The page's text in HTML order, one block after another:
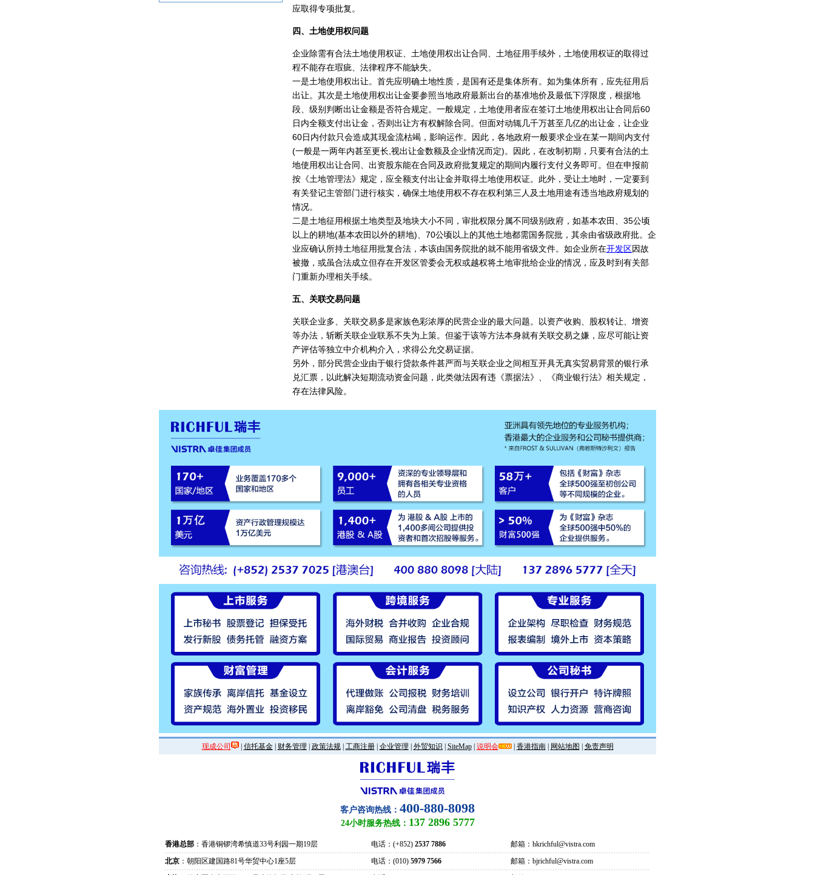
应取得专项批复。
四、土地使用权问题
企业除需有合法土地使用权证、土地使用权出让合同、土地征用手续外，土地使用权证的取得过
程不能存在瑕疵、法律程序不能缺失。
一是土地使用权出让。首先应明确土地性质，是国有还是集体所有。如为集体所有，应先征用后
出让。其次是土地使用权出让金要参照当地政府最新出台的基准地价及最低下浮限度，根据地
段、级别判断出让金额是否符合规定。一般规定，土地使用者应在签订土地使用权出让合同后60
日内全额支付出让金，否则出让方有权解除合同。但面对动辄几千万甚至几亿的出让金，让企业
60日内付款只会造成其现金流枯竭，影响运作。因此，各地政府一般要求企业在某一期间内支付
(一般是一两年内甚至更长,视出让金数额及企业情况而定)。因此，在改制初期，只要有合法的土
地使用权出让合同、出资股东能在合同及政府批复规定的期间内履行支付义务即可。但在申报前
按《土地管理法》规定，应全额支付出让金并取得土地使用权证。此外，受让土地时，一定要到
有关登记主管部门进行核实，确保土地使用权不存在权利第三人及土地用途有违当地政府规划的
情况。
二是土地征用根据土地类型及地块大小不同，审批权限分属不同级别政府，如基本农田、35公顷
以上的耕地(基本农田以外的耕地)、70公顷以上的其他土地都需国务院批，其余由省级政府批。企
业应确认所持土地征用批复合法，本该由国务院批的就不能用省级文件。如企业所在开发区因故
被撤，或虽合法成立但存在开发区管委会无权或越权将土地审批给企业的情况，应及时到有关部
门重新办理相关手续。
五、关联交易问题
关联企业多、关联交易多是家族色彩浓厚的民营企业的最大问题。以资产收购、股权转让、增资
等办法，斩断关联企业联系不失为上策。但鉴于该等方法本身就有关联交易之嫌，应尽可能让资
产评估等独立中介机构介入，求得公允交易证据。
另外，部分民营企业由于银行贷款条件甚严而与关联企业之间相互开具无真实贸易背景的银行承
兑汇票，以此解决短期流动资金问题，此类做法因有违《票据法》、《商业银行法》相关规定，
存在法律风险。
现成公司 | 信托基金| 财务管理 政策法规| 工商注册| 企业管理 外贸知识 SiteMap| 说明会 | 香港指南| 网站地图 免责声明
客户咨询热线： 400-880-8098
24小时服务热线： 137 2896 5777
香港总部 ：香港铜锣湾希慎道33号利园一期19层 电话：(+852) 2537 7886
邮箱：hkrichful@vistra.com
北京 ：朝阳区建国路81号华贸中心1座5层 电话：(010) 5979 7566
邮箱：bjrichful@vistra.com